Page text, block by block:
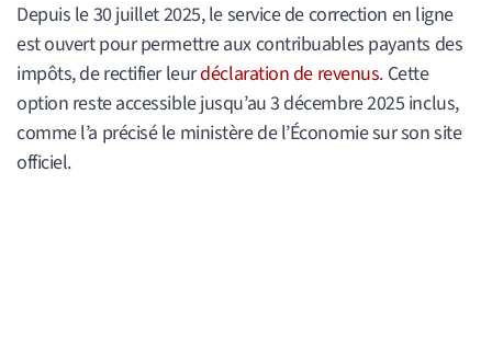
Depuis le 30 juillet 2025, le service de correction en ligne
est ouvert pour permettre aux contribuables payants des
impôts, de rectifier leurdéclaration de revenus. Cette
option reste accessible jusqu’au 3 décembre 2025 inclus,
comme l’a précisé le ministère de l’Économie sur son site
officiel.